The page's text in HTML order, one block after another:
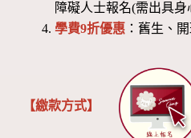
障礙人士報名(需出具身
學費9折優惠 ：舊生、
【繳款方式】